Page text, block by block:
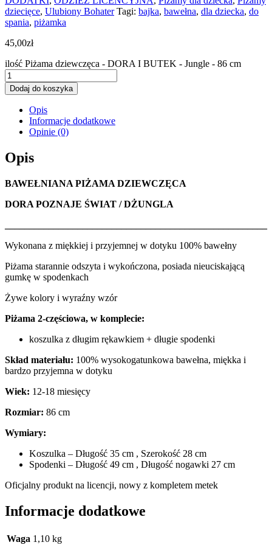
dziecięce, Ulubiony Bohater Tagi: bajka, bawełna, dla dziecka, do
spania, piżamka
45,00zł
ilość Piżama dziewczęca - DORA I BUTEK - Jungle - 86 cm
Dodaj do koszyka
Opis
Informacje dodatkowe
Opinie (0)
Opis
BAWEŁNIANA PIŻAMA DZIEWCZĘCA
DORA POZNAJE ŚWIAT / DŻUNGLA
Wykonana z miękkiej i przyjemnej w dotyku 100% bawełny
Piżama starannie odszyta i wykończona, posiada nieuciskającą
gumkę w spodenkach
Żywe kolory i wyraźny wzór
Piżama 2-częściowa, w komplecie:
koszulka z długim rękawkiem + długie spodenki
Skład materiału: 100% wysokogatunkowa bawełna, miękka i
bardzo przyjemna w dotyku
Wiek: 12-18 miesięcy
Rozmiar: 86 cm
Wymiary:
Koszulka – Długość 35 cm , Szerokość 28 cm
Spodenki – Długość 49 cm , Długość nogawki 27 cm
Oficjalny produkt na licencji, nowy z kompletem metek
Informacje dodatkowe
Waga 1,10 kg